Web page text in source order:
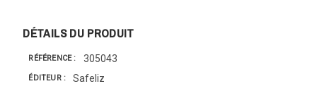
DÉTAILS DU PRODUIT
RÉFÉRENCE 305043
ÉDITEUR Safeliz